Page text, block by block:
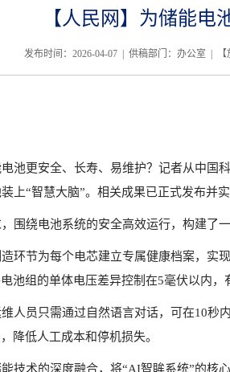
【人民网】为储能电
发布时间：2026-04-07 | 供稿部门：办公室 | 【
池更安全、长寿、易维护？记者从中
上“智慧大脑”。相关成果已正式发布并实
围绕电池系统的安全高效运行，构建了
环节为每个电芯建立专属健康档案，实
池组的单体电压差异控制在5毫伏以内
人员只需通过自然语言对话，可在10
降低人工成本和停机损失。
技术的深度融合，将“AI智眸系统”的